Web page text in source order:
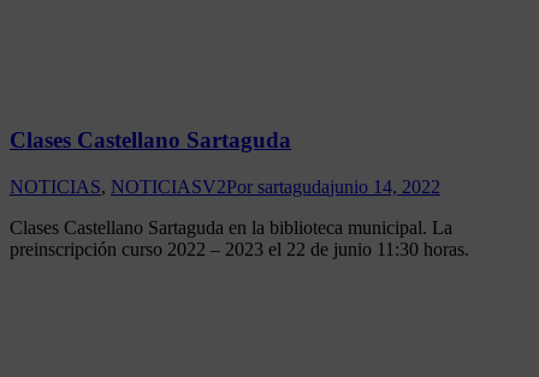
Clases Castellano Sartaguda
NOTICIAS, NOTICIASV2Por sartagudajunio 14, 2022
Clases Castellano Sartaguda en la biblioteca municipal. La
preinscripción curso 2022 – 2023 el 22 de junio 11:30 horas.